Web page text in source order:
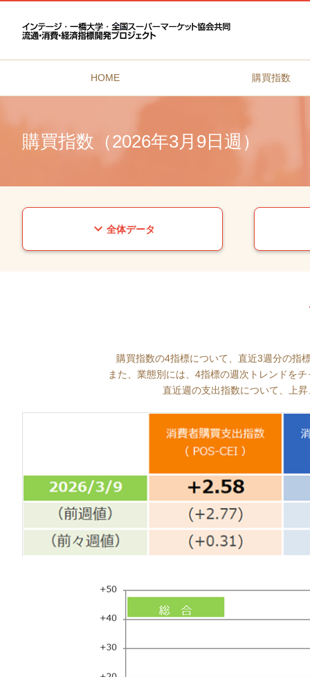
HOME 購買指数
購買指数（2026年3月9日週）
expand_more 全体データ
購買指数の4指標について、直近3週分の指
また、業態別には、4指標の週次トレンドを
直近週の支出指数について、上